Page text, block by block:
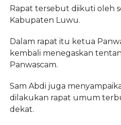
Rapat tersebut diikuti oleh
Kabupaten Luwu.
Dalam rapat itu ketua
kembali menegaskan
Panwascam.
Sam Abdi juga
dilakukan rapat umum
dekat.